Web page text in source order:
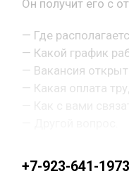
Он получит его с
— Где
— Какой график
— Вакансия
— Какая оплата
+7-923-641-